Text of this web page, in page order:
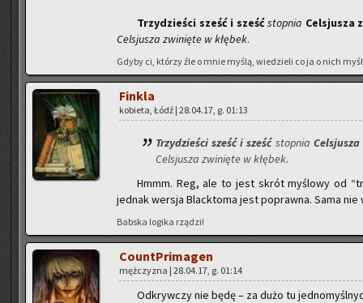
Trzy­dzie­ści sześć i sześćstop­nia Cel­sju­sza
Cel­sju­sza zwi­nię­te w kłę­bek.
Gdyby ci, któ­rzy źle o mnie myślą, wie­dzie­li co ja o nich
Fin­kla
ko­bie­ta, Łódź | 28.04.17, g. 01:13
Trzy­dzie­ści sześć i sześć stop­nia
Cel­sju­sza zwi­nię­te w kłę­bek.
Hmmm. Reg, ale to jest skrót my­ślo­wy od
jed­nak wer­sja Black­to­ma jest po­praw­na. Sama nie
Bab­ska lo­gi­ka rzą­dzi!
Co­unt­Pri­ma­gen
męż­czy­zna | 28.04.17, g. 01:14
Od­kryw­czy nie będę – za dużo tu